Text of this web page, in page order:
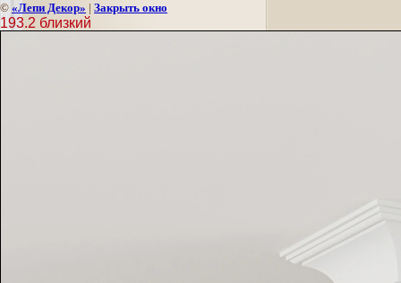
© «Лепи Декор» | Закрыть окно
193.2 близкий